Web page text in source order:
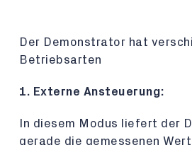
Der Demonstrator hat
Betriebsarten
1. Externe Ansteuerung:
In diesem Modus liefert der
gerade die gemessenen